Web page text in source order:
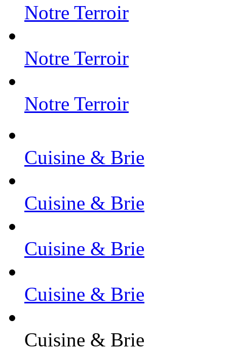
Notre Terroir
Notre Terroir
Notre Terroir
Cuisine & Brie
Cuisine & Brie
Cuisine & Brie
Cuisine & Brie
Cuisine & Brie